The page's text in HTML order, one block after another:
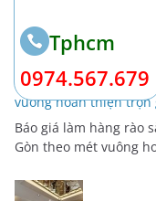
Báo giá làm hàng rào
vuông hoàn thiện trọn
Báo giá làm hàng rào
Gòn theo mét vuông
Tphcm
0974.567.679